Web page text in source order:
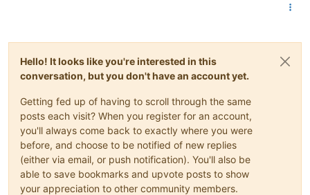
Hello! It looks like you're interested in this
conversation, but you don't have an account yet.
Getting fed up of having to scroll through the same
posts each visit? When you register for an account,
you'll always come back to exactly where you were
before, and choose to be notified of new replies
(either via email, or push notification). You'll also be
able to save bookmarks and upvote posts to show
your appreciation to other community members.